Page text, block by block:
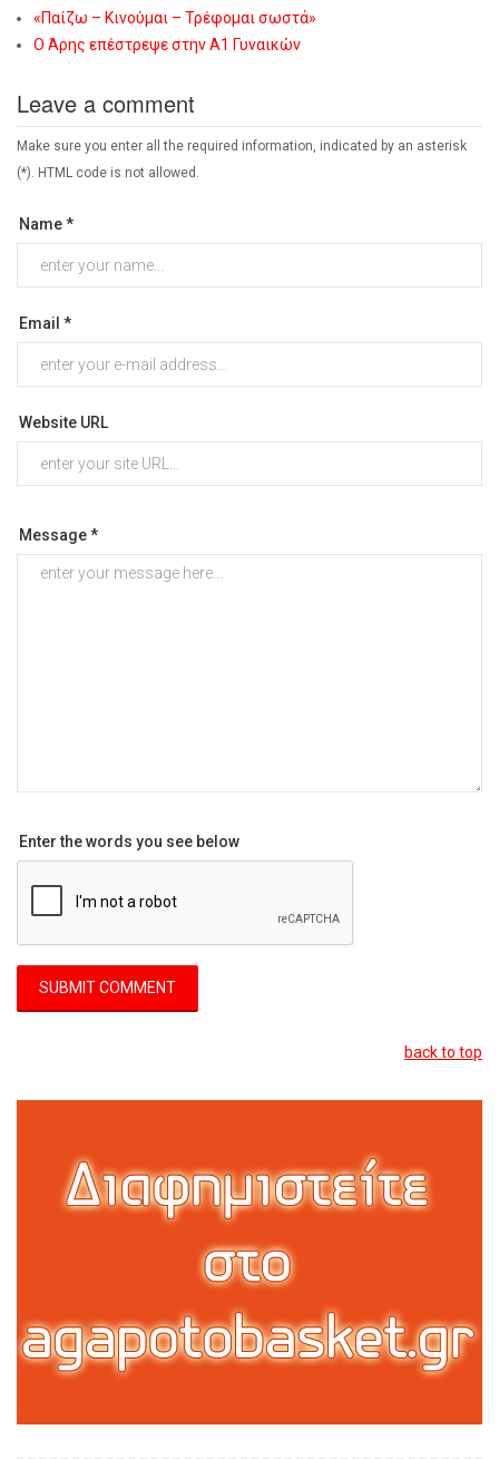
«Παίζω – Κινούμαι – Τρέφομαι σωστά»
Ο Άρης επέστρεψε στην Α1 Γυναικών
Leave a comment
Make sure you enter all the required information, indicated by an asterisk
(*). HTML code is not allowed.
Name *
Email *
Website URL
Message *
Enter the words you see below
back to top